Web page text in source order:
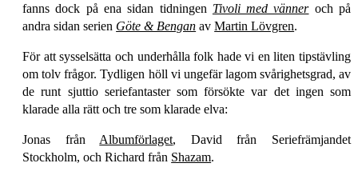
fanns dock på ena sidan tidningen Tivoli med vänneroch på
andra sidan serien Göte & Bengan avMartin Lövgren.
För att sysselsätta och underhålla folk hade vi en liten tipstävling
om tolv frågor. Tydligen höll vi ungefär lagom svårighetsgrad, av
de runt sjuttio seriefantaster som försökte var det ingen som
klarade alla rätt och tre som klarade elva:
Jonas från Albumförlaget, David från Seriefrämjandet
Stockholm, och Richard från Shazam.